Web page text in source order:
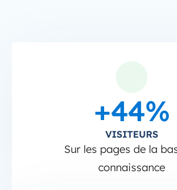
+44%
VISITEURS
Sur les pages de la
connaissance